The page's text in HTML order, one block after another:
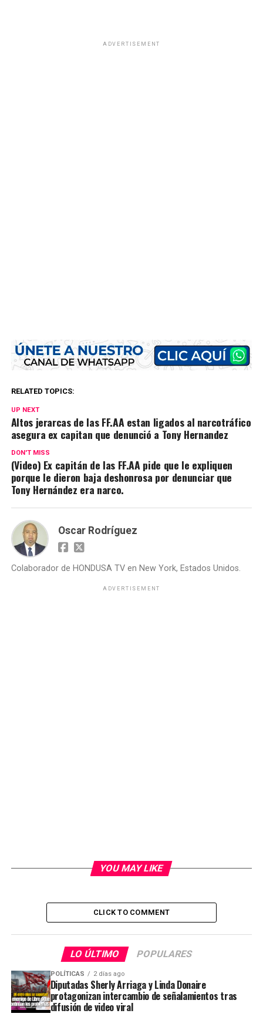
ADVERTISEMENT
RELATED TOPICS:
UP NEXT
Altos jerarcas de las FF.AA estan ligados al narcotráfico
asegura ex capitan que denunció a Tony Hernandez
DON'T MISS
(Video) Ex capitán de las FF.AA pide que le expliquen
porque le dieron baja deshonrosa por denunciar que
Tony Hernández era narco.
Oscar Rodríguez
Colaborador de HONDUSA TV en New York, Estados Unidos.
ADVERTISEMENT
YOU MAY LIKE
CLICK TO COMMENT
LO ÚLTIMO POPULARES
POLÍTICAS 2 días ago
Diputadas Sherly Arriaga y Linda Donaire
protagonizan intercambio de señalamientos tras
difusión de video viral